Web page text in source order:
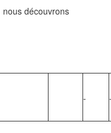
découvrons
-